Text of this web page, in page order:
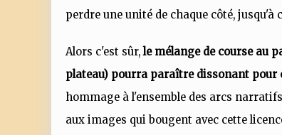
perdre une unité de chaque côté, jusqu'à
Alors c'est sûr,le mélange de course au
plateau) pourra paraître dissonant pour
hommage à l'ensemble des arcs
aux images qui bougent avec cette